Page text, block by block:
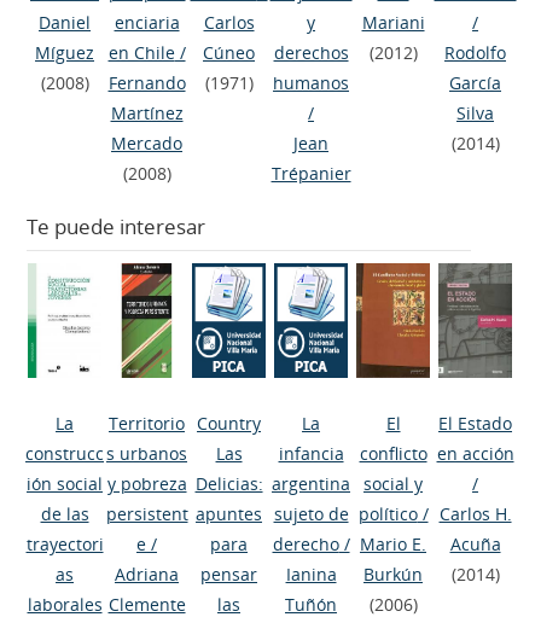
Daniel
Míguez
(2008)
enciaria
en Chile/
Fernando
Martínez
Mercado
(2008)
Carlos
Cúneo
(1971)
y
derechos
humanos
/
Jean
Trépanier
Mariani
(2012)
/
Rodolfo
García
Silva
(2014)
Te puede interesar
La
construcc
ión social
de las
trayectori
as
laborales
Territorio
s urbanos
y pobreza
persistent
e /
Adriana
Clemente
Country
Las
Delicias:
apuntes
para
pensar
las
La
infancia
argentina
sujeto de
derecho/
Ianina
Tuñón
El
conflicto
social y
político/
Mario E.
Burkún
(2006)
El Estado
en acción
/
Carlos H.
Acuña
(2014)